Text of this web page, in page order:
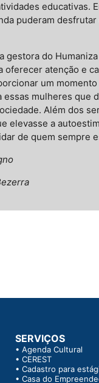
educativas.
puderam
gestora do
oferecer atenção e
um
essas mulheres que
Além dos
elevasse a
de quem sempre
SERVIÇOS
• Agenda Cultural
• CEREST
• Cadastro para
• Casa do